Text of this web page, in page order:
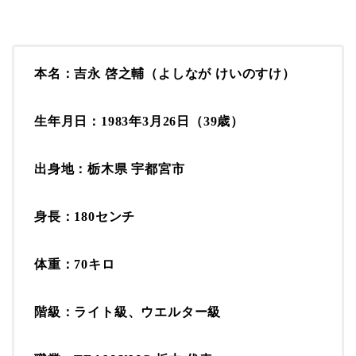
本名：吉永 啓之輔（よしなが けいのすけ）
生年月日： 1983年3月26日（39歳）
出身地：栃木県 宇都宮市
身長： 180センチ
体重： 70キロ
階級： ライト級、ウエルター級